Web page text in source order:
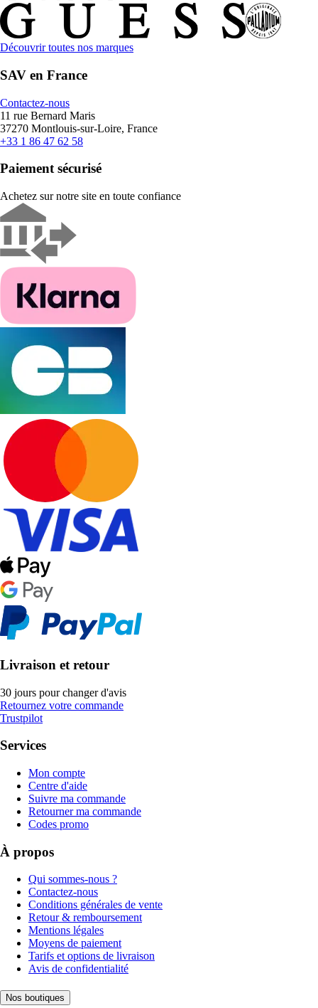
Découvrir toutes nos marques
SAV en France
Contactez-nous
11 rue Bernard Maris
37270 Montlouis-sur-Loire, France
+33 1 86 47 62 58
Paiement sécurisé
Achetez sur notre site en toute confiance
Livraison et retour
30 jours pour changer d'avis
Retournez votre commande
Trustpilot
Services
Mon compte
Centre d'aide
Suivre ma commande
Retourner ma commande
Codes promo
À propos
Qui sommes-nous ?
Contactez-nous
Conditions générales de vente
Retour & remboursement
Mentions légales
Moyens de paiement
Tarifs et options de livraison
Avis de confidentialité
Nos boutiques